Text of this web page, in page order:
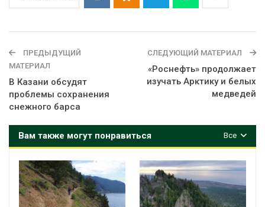
ПРЕДЫДУЩИЙ
МАТЕРИАЛ
В Казани обсудят
проблемы сохранения
снежного барса
СЛЕДУЮЩИЙ МАТЕРИАЛ
«Роснефть» продолжает
изучать Арктику и белых
медведей
Все
Вам также могут понравиться